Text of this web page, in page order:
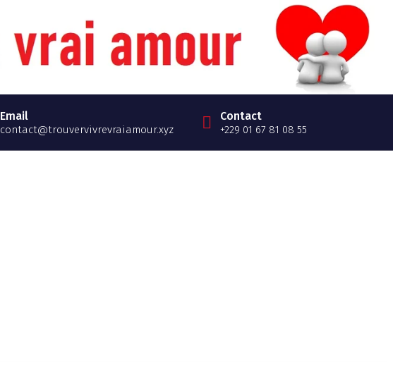
Email
contact@trouvervivrevraiamour.xyz
Contact
+229 01 67 81 08 55